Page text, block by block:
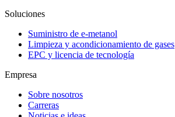
Soluciones
Suministro de e-metanol
Limpieza y acondicionamiento de gases
EPC y licencia de tecnología
Empresa
Sobre nosotros
Carreras